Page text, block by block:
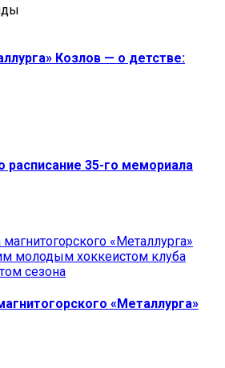
Козлов — о детстве:
расписание 35-го мемориала
«Металлурга»